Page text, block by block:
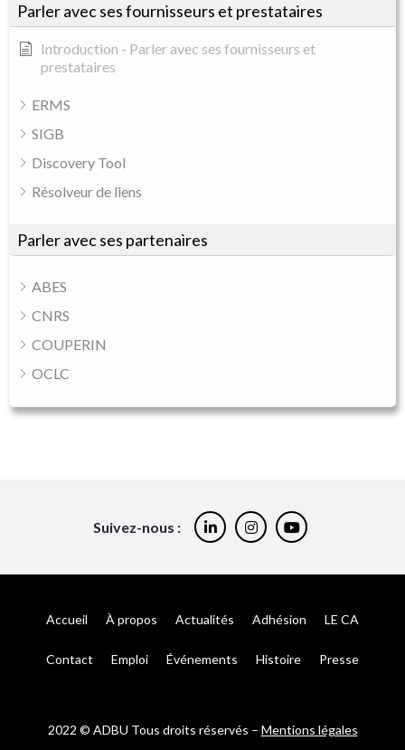
Parler avec ses fournisseurs et prestataires
Introduction - Parler avec ses fournisseurs et
prestataires
ERMS
SIGB
Discovery Tool
Résolveur de liens
Parler avec ses partenaires
ABES
CNRS
COUPERIN
OCLC
Suivez-nous :
Accueil À propos Actualités Adhésion LE CA
Contact Emploi Événements Histoire Presse
2022 © ADBU Tous droits réservés – Mentions légales